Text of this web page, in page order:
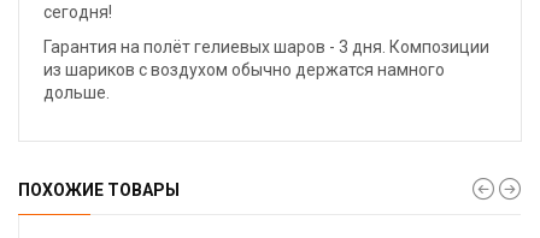
сегодня!
Гарантия на полёт гелиевых шаров - 3 дня. Композиции
из шариков с воздухом обычно держатся намного
дольше.
ПОХОЖИЕ ТОВАРЫ